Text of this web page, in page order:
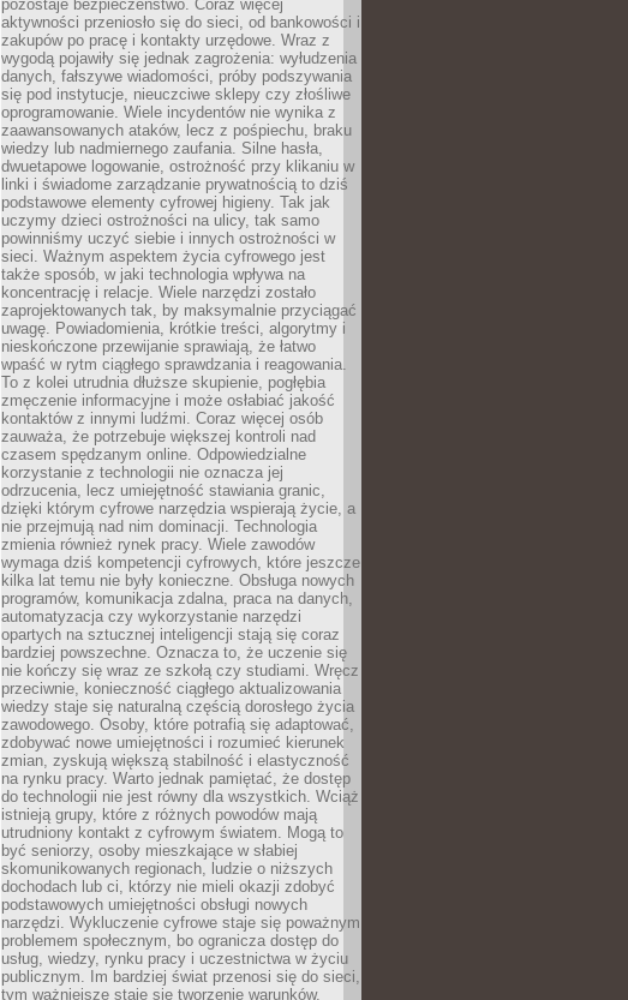
pozostaje bezpieczeństwo. Coraz więcej
aktywności przeniosło się do sieci, od bankowości i
zakupów po pracę i kontakty urzędowe. Wraz z
wygodą pojawiły się jednak zagrożenia: wyłudzenia
danych, fałszywe wiadomości, próby podszywania
się pod instytucje, nieuczciwe sklepy czy złośliwe
oprogramowanie. Wiele incydentów nie wynika z
zaawansowanych ataków, lecz z pośpiechu, braku
wiedzy lub nadmiernego zaufania. Silne hasła,
dwuetapowe logowanie, ostrożność przy klikaniu w
linki i świadome zarządzanie prywatnością to dziś
podstawowe elementy cyfrowej higieny. Tak jak
uczymy dzieci ostrożności na ulicy, tak samo
powinniśmy uczyć siebie i innych ostrożności w
sieci. Ważnym aspektem życia cyfrowego jest
także sposób, w jaki technologia wpływa na
koncentrację i relacje. Wiele narzędzi zostało
zaprojektowanych tak, by maksymalnie przyciągać
uwagę. Powiadomienia, krótkie treści, algorytmy i
nieskończone przewijanie sprawiają, że łatwo
wpaść w rytm ciągłego sprawdzania i reagowania.
To z kolei utrudnia dłuższe skupienie, pogłębia
zmęczenie informacyjne i może osłabiać jakość
kontaktów z innymi ludźmi. Coraz więcej osób
zauważa, że potrzebuje większej kontroli nad
czasem spędzanym online. Odpowiedzialne
korzystanie z technologii nie oznacza jej
odrzucenia, lecz umiejętność stawiania granic,
dzięki którym cyfrowe narzędzia wspierają życie, a
nie przejmują nad nim dominacji. Technologia
zmienia również rynek pracy. Wiele zawodów
wymaga dziś kompetencji cyfrowych, które jeszcze
kilka lat temu nie były konieczne. Obsługa nowych
programów, komunikacja zdalna, praca na danych,
automatyzacja czy wykorzystanie narzędzi
opartych na sztucznej inteligencji stają się coraz
bardziej powszechne. Oznacza to, że uczenie się
nie kończy się wraz ze szkołą czy studiami. Wręcz
przeciwnie, konieczność ciągłego aktualizowania
wiedzy staje się naturalną częścią dorosłego życia
zawodowego. Osoby, które potrafią się adaptować,
zdobywać nowe umiejętności i rozumieć kierunek
zmian, zyskują większą stabilność i elastyczność
na rynku pracy. Warto jednak pamiętać, że dostęp
do technologii nie jest równy dla wszystkich. Wciąż
istnieją grupy, które z różnych powodów mają
utrudniony kontakt z cyfrowym światem. Mogą to
być seniorzy, osoby mieszkające w słabiej
skomunikowanych regionach, ludzie o niższych
dochodach lub ci, którzy nie mieli okazji zdobyć
podstawowych umiejętności obsługi nowych
narzędzi. Wykluczenie cyfrowe staje się poważnym
problemem społecznym, bo ogranicza dostęp do
usług, wiedzy, rynku pracy i uczestnictwa w życiu
publicznym. Im bardziej świat przenosi się do sieci,
tym ważniejsze staje się tworzenie warunków,